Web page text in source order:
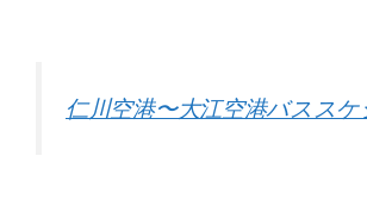
仁川空港〜大江空港バスス